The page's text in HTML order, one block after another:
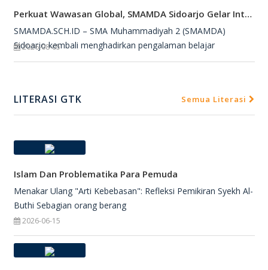
Perkuat Wawasan Global, SMAMDA Sidoarjo Gelar International Talk Show Bersama Mahasiswa Turki
SMAMDA.SCH.ID – SMA Muhammadiyah 2 (SMAMDA)
Sidoarjo kembali menghadirkan pengalaman belajar
2026-08-05
LITERASI GTK Semua Literasi
Islam Dan Problematika Para Pemuda
Menakar Ulang "Arti Kebebasan": Refleksi Pemikiran Syekh Al-
Buthi Sebagian orang berang
2026-06-15